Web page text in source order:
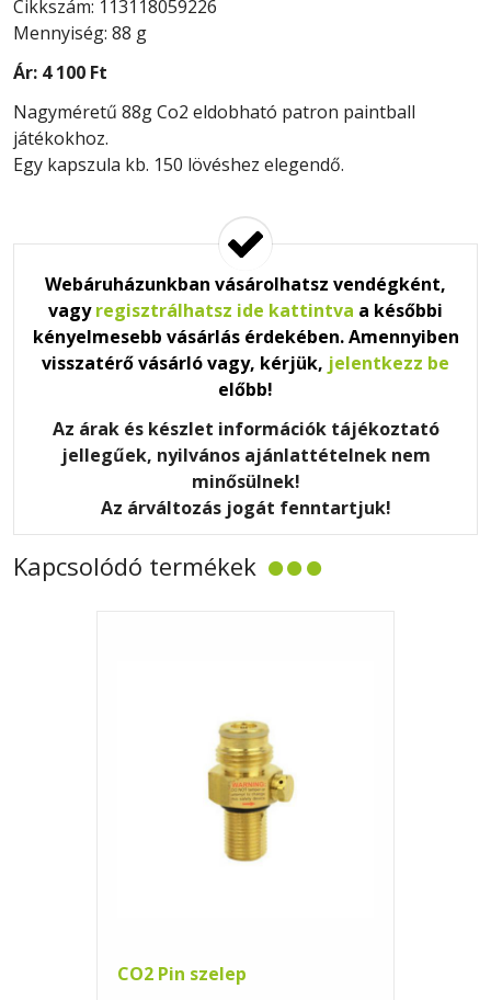
Cikkszám: 113118059226
Mennyiség: 88 g
Ár: 4 100 Ft
Nagyméretű 88g Co2 eldobható patron paintball
játékokhoz.
Egy kapszula kb. 150 lövéshez elegendő.
Webáruházunkban vásárolhatsz vendégként,
vagyregisztrálhatsz ide kattintva a későbbi
kényelmesebb vásárlás érdekében. Amennyiben
visszatérő vásárló vagy, kérjük, jelentkezz be
előbb!
Az árak és készlet információk tájékoztató
jellegűek, nyilvános ajánlattételnek nem
minősülnek!
Az árváltozás jogát fenntartjuk!
Kapcsolódó termékek
CO2 Pin szelep